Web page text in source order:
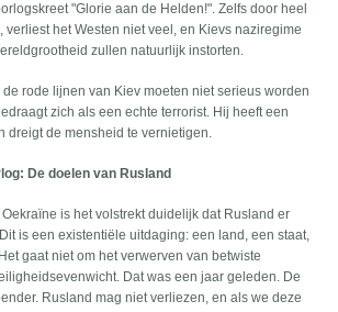
"Glorie aan de Helden!". Zelfs door heel
verliest het Westen niet veel, en Kievs naziregime
zullen natuurlijk instorten.
rode lijnen van Kiev moeten niet serieus worden
zich als een echte terrorist. Hij heeft een
dreigt de mensheid te vernietigen.
De doelen van Rusland
is het volstrekt duidelijk dat Rusland er
is een existentiële uitdaging: een land, een staat,
gaat niet om het verwerven van betwiste
Dat was een jaar geleden. De
Rusland mag niet verliezen, en als we deze